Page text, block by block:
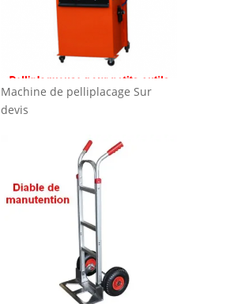
Machine de pelliplacage Sur
devis